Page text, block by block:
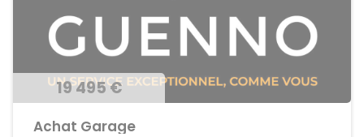
19 495 €
Achat Garage